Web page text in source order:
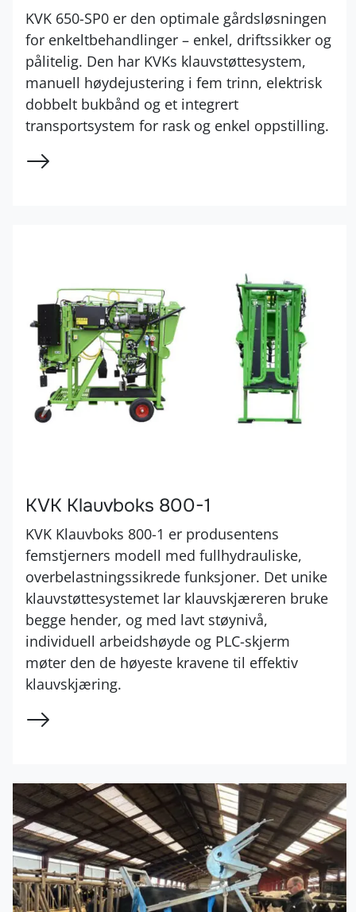
KVK 650-SP0 er den optimale gårdsløsningen
for enkeltbehandlinger – enkel, driftssikker og
pålitelig. Den har KVKs klauvstøttesystem,
manuell høydejustering i fem trinn, elektrisk
dobbelt bukbånd og et integrert
transportsystem for rask og enkel oppstilling.
KVK Klauvboks 800-1
KVK Klauvboks 800-1 er produsentens
femstjerners modell med fullhydrauliske,
overbelastningssikrede funksjoner. Det unike
klauvstøttesystemet lar klauvskjæreren bruke
begge hender, og med lavt støynivå,
individuell arbeidshøyde og PLC-skjerm
møter den de høyeste kravene til effektiv
klauvskjæring.